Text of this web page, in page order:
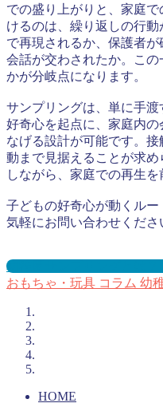
での盛り上がりと、家庭
けるのは、繰り返しの行
で再現されるか、保護者
会話が交わされたか。こ
かが分岐点になります。
サンプリングは、単に手
好奇心を起点に、家庭内
なげる設計が可能です。
動まで見据えることが求
しながら、家庭での再生を
子どもの好奇心が動くル
気軽にお問い合わせくださ
幼稚園サンプリングとは
おもちゃ・玩具 コラム 幼
HOME